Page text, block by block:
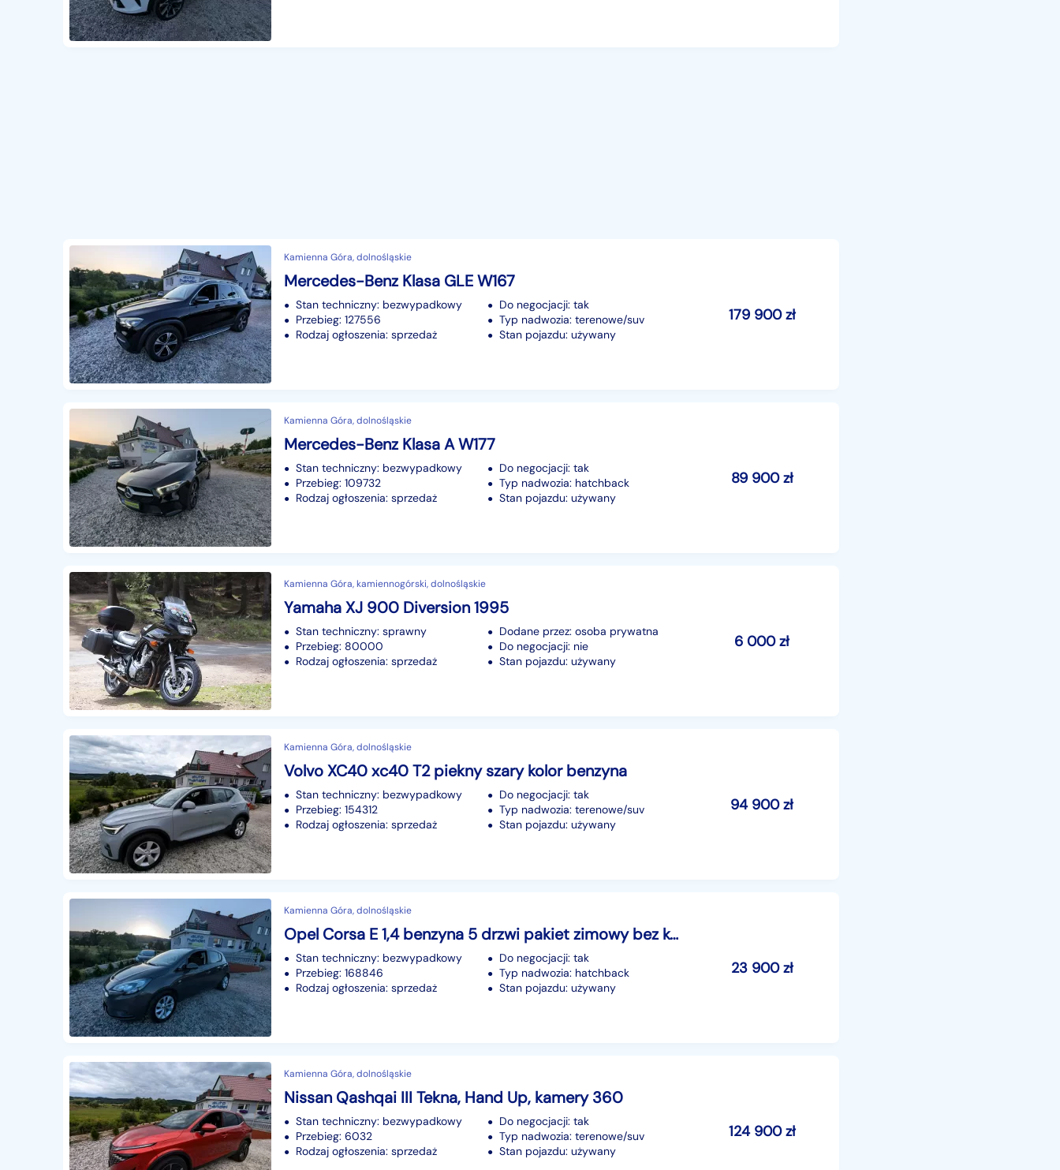
Kamienna Góra, dolnośląskie
Mercedes-Benz Klasa GLE W167
Stan techniczny: bezwypadkowy
Przebieg: 127556
Rodzaj ogłoszenia: sprzedaż
Do negocjacji: tak
Typ nadwozia: terenowe/suv
Stan pojazdu: używany
179 900zł
Kamienna Góra, dolnośląskie
Mercedes-Benz Klasa A W177
Stan techniczny: bezwypadkowy
Przebieg: 109732
Rodzaj ogłoszenia: sprzedaż
Do negocjacji: tak
Typ nadwozia: hatchback
Stan pojazdu: używany
89 900zł
Kamienna Góra, kamiennogórski, dolnośląskie
Yamaha XJ 900 Diversion 1995
Stan techniczny: sprawny
Przebieg: 80000
Rodzaj ogłoszenia: sprzedaż
Dodane przez: osoba prywatna
Do negocjacji: nie
Stan pojazdu: używany
6 000zł
Kamienna Góra, dolnośląskie
Volvo XC40 xc40 T2 piekny szary kolor benzyna
Stan techniczny: bezwypadkowy
Przebieg: 154312
Rodzaj ogłoszenia: sprzedaż
Do negocjacji: tak
Typ nadwozia: terenowe/suv
Stan pojazdu: używany
94 900zł
Kamienna Góra, dolnośląskie
Opel Corsa E 1,4 benzyna 5 drzwi pakiet zimowy bez korozji
Stan techniczny: bezwypadkowy
Przebieg: 168846
Rodzaj ogłoszenia: sprzedaż
Do negocjacji: tak
Typ nadwozia: hatchback
Stan pojazdu: używany
23 900zł
Kamienna Góra, dolnośląskie
Nissan Qashqai III Tekna, Hand Up, kamery 360
Stan techniczny: bezwypadkowy
Przebieg: 6032
Rodzaj ogłoszenia: sprzedaż
Do negocjacji: tak
Typ nadwozia: terenowe/suv
Stan pojazdu: używany
124 900zł